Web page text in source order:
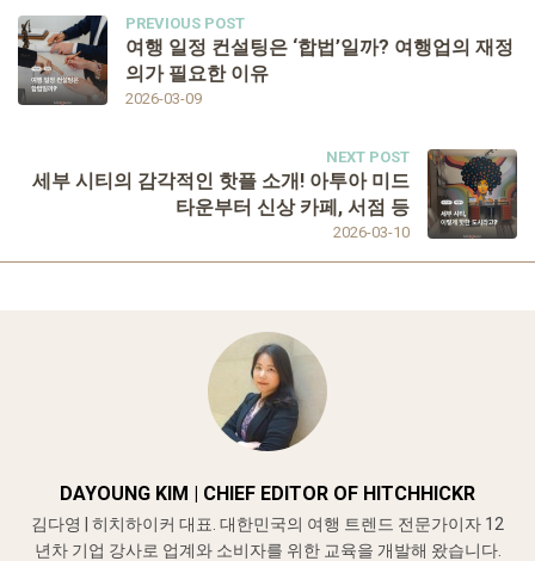
PREVIOUS POST
2026-03-09
여행 일정 컨설팅은 ‘합법’일까? 여행업의 재정
의가 필요한 이유
NEXT POST
2026-03-10
세부 시티의 감각적인 핫플 소개! 아투아 미드
타운부터 신상 카페, 서점 등
DAYOUNG KIM | CHIEF EDITOR OF HITCHHICKR
김다영 | 히치하이커 대표. 대한민국의 여행 트렌드 전문가이자 12
년차 기업 강사로 업계와 소비자를 위한 교육을 개발해 왔습니다.